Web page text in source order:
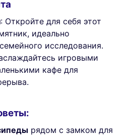
: Откройте для себя этот
идеально
исследования.
игровыми
кафе для
рядом с замком для